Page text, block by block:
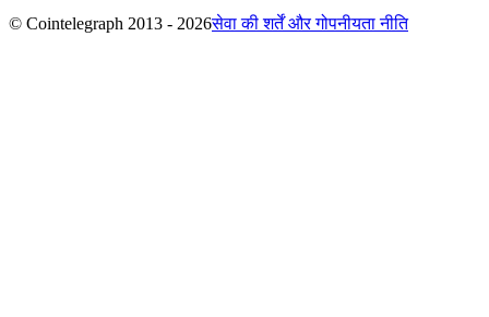
© Cointelegraph 2013 - 2026सेवा की शर्तें और गोपनीयता नीति